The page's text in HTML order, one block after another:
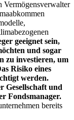
Vermögensverwalter
geeignet sein,
und sogar
zu investieren, um
Risiko eines
werden.
Gesellschaft und
Fondsmanager.
bereits